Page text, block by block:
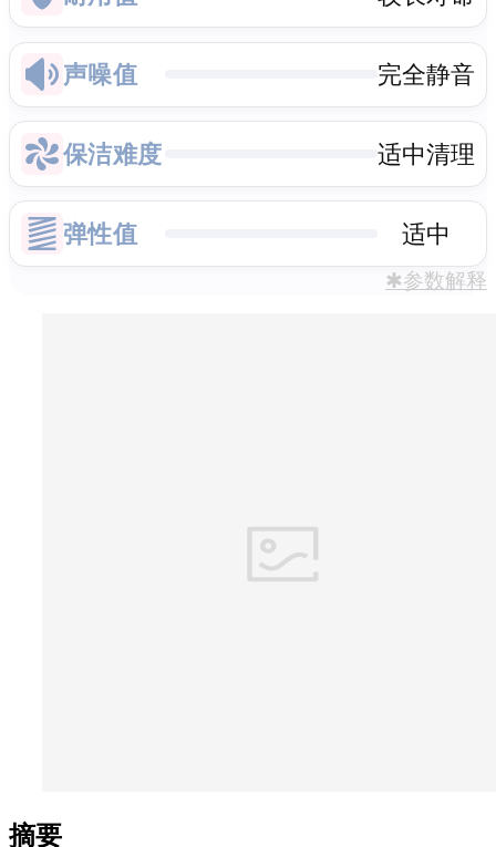
声噪值 完全静音
保洁难度 适中清理
弹性值 适中
✱参数解释
摘要